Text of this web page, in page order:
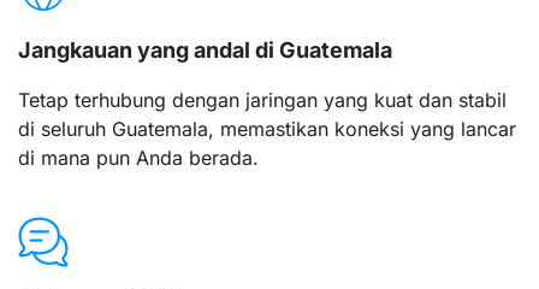
Jangkauan yang andal di Guatemala
Tetap terhubung dengan jaringan yang kuat dan stabil
di seluruh Guatemala, memastikan koneksi yang lancar
di mana pun Anda berada.